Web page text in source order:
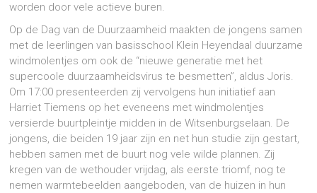
worden door vele actieve buren.
Op de Dag van de Duurzaamheid maakten de jongens samen
met de leerlingen van basisschool Klein Heyendaal duurzame
windmolentjes om ook de “nieuwe generatie met het
supercoole duurzaamheidsvirus te besmetten”, aldus Joris.
Om 17:00 presenteerden zij vervolgens hun initiatief aan
Harriet Tiemens op het eveneens met windmolentjes
versierde buurtpleintje midden in de Witsenburgselaan. De
jongens, die beiden 19 jaar zijn en net hun studie zijn gestart,
hebben samen met de buurt nog vele wilde plannen. Zij
kregen van de wethouder vrijdag, als eerste triomf, nog te
nemen warmtebeelden aangeboden, van de huizen in hun